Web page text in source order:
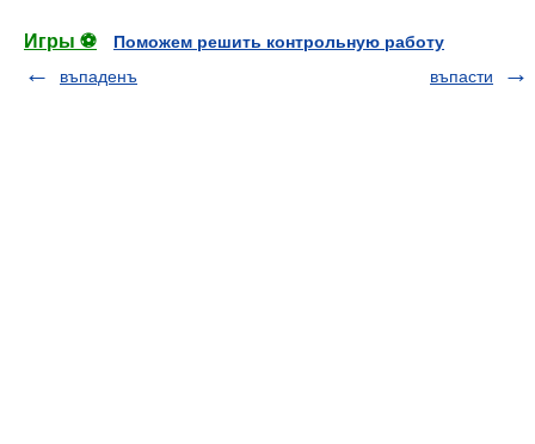
Игры ⚽
Поможем решить контрольную работу
въпаденъ
въпасти